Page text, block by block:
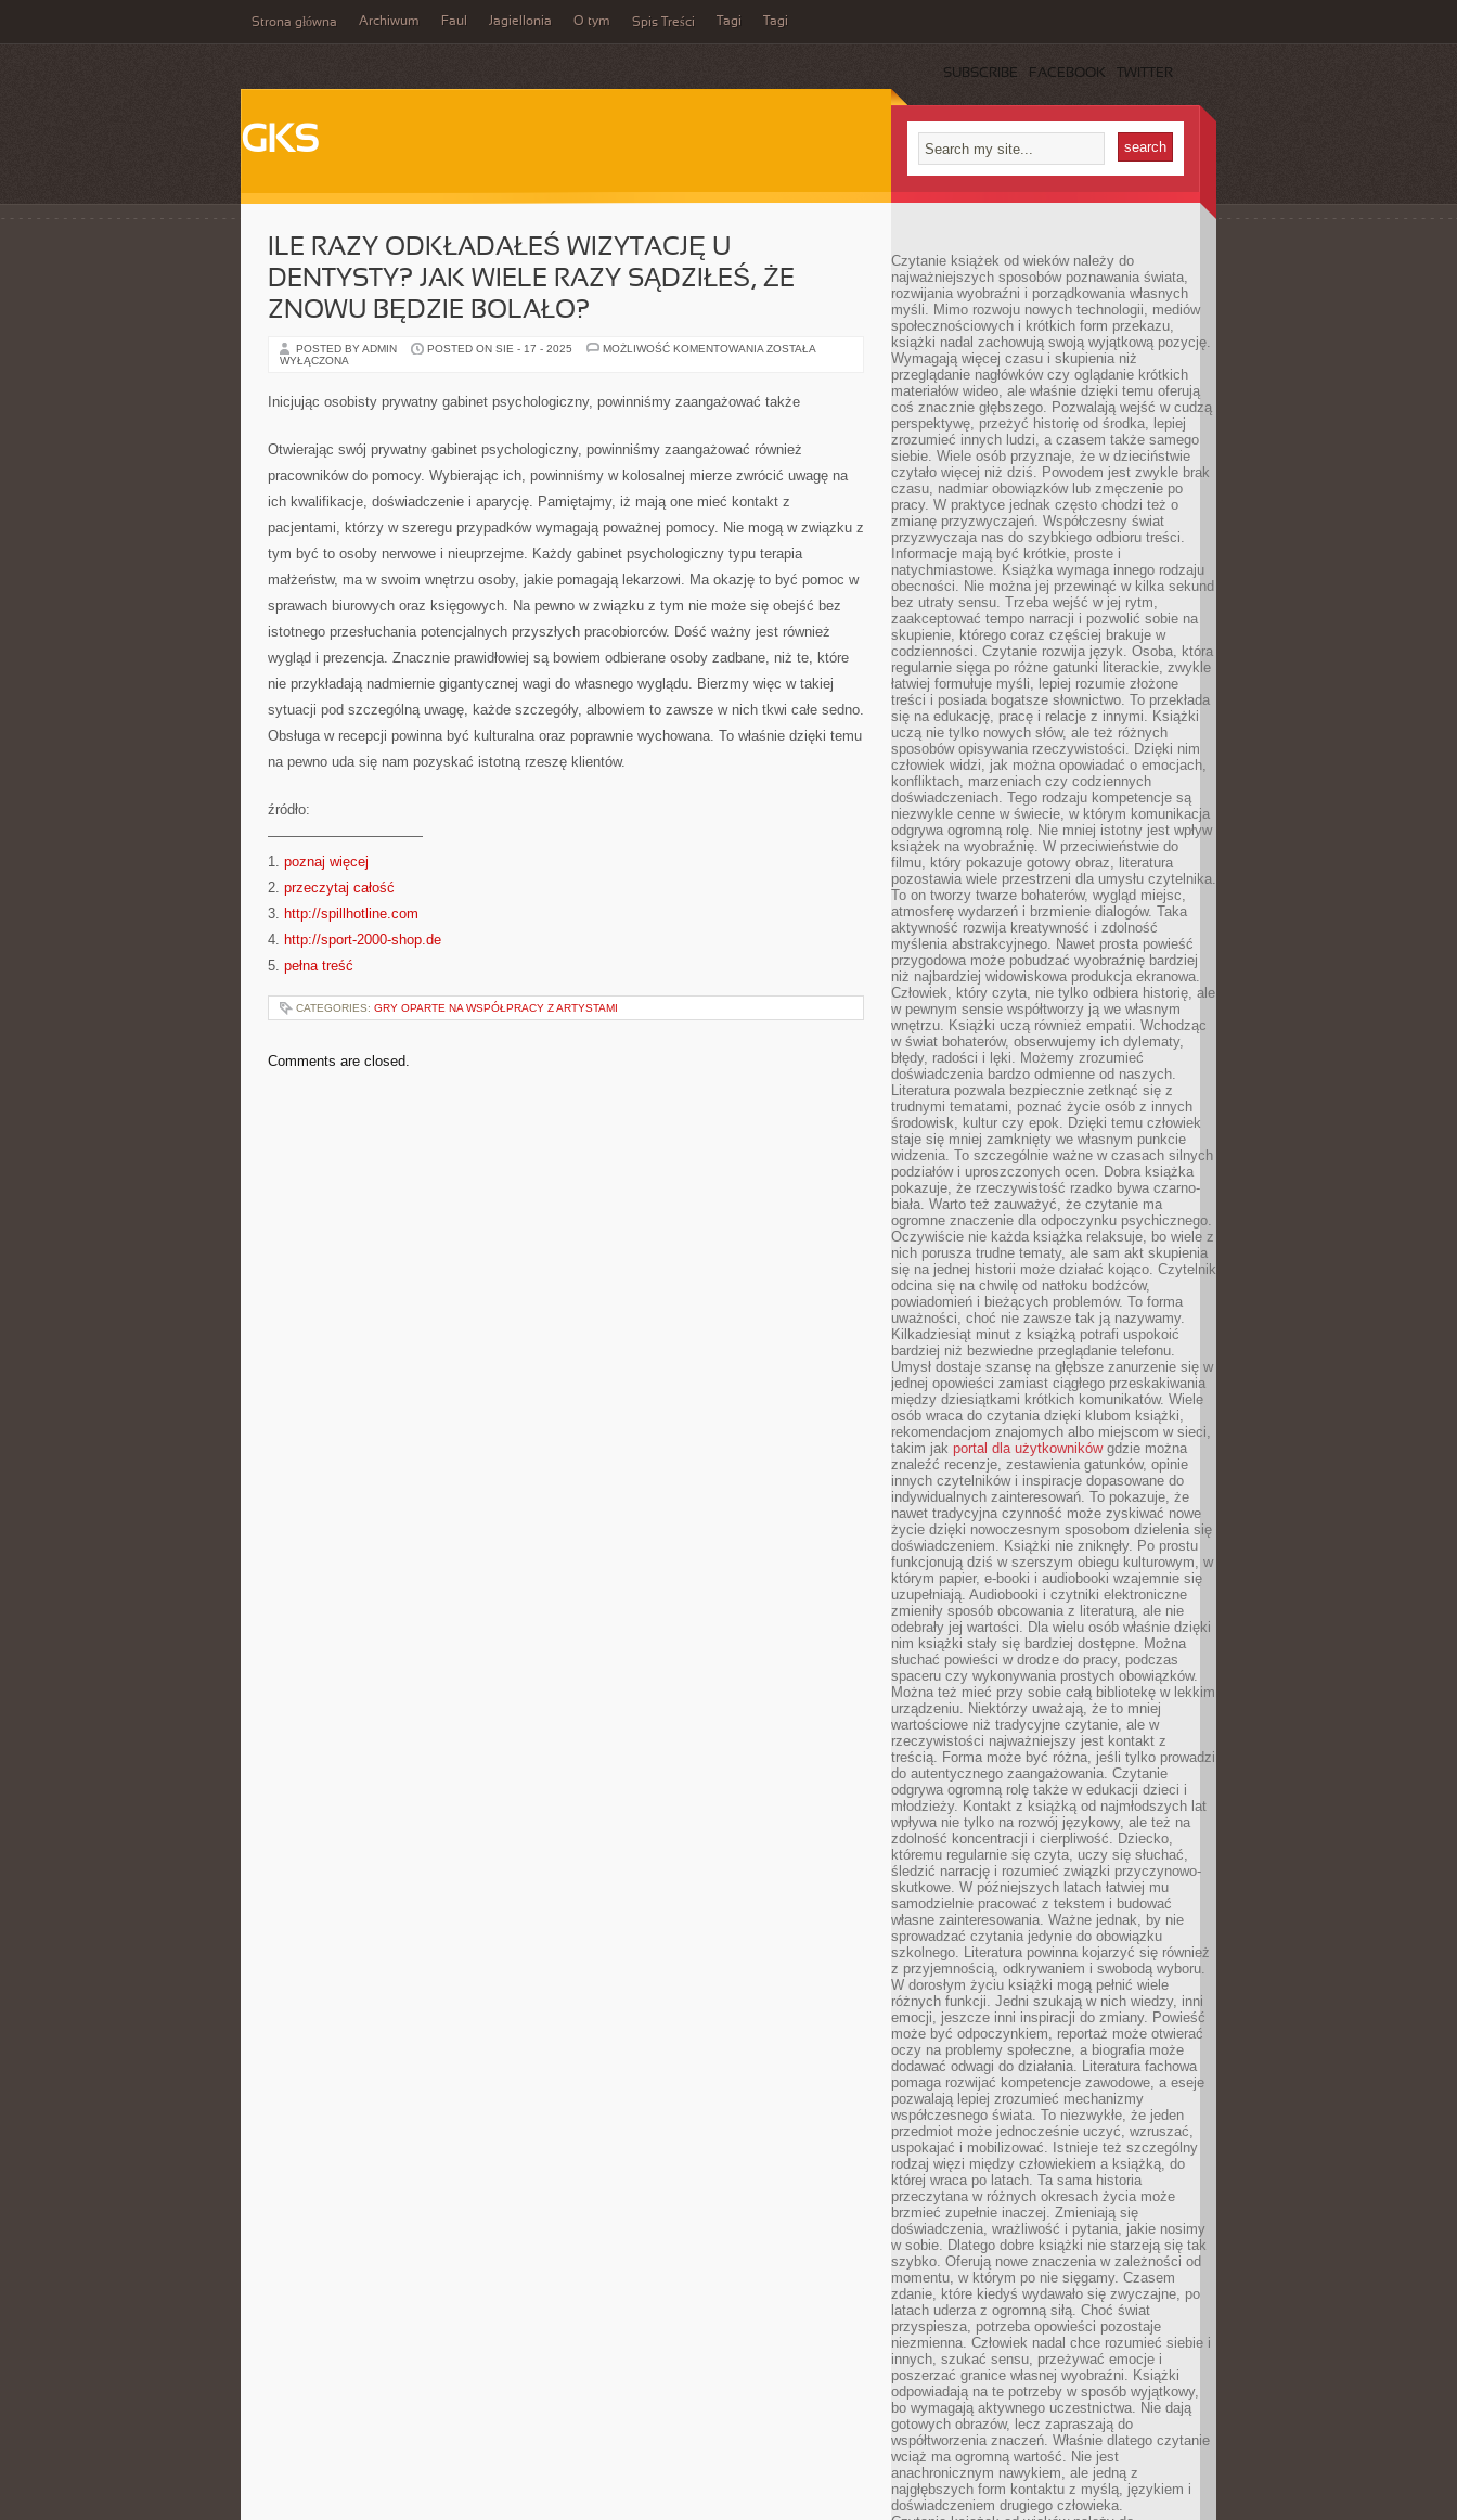
Strona główna Archiwum Faul Jagiellonia O tym Spis Treści Tagi Tagi
SUBSCRIBE FACEBOOK TWITTER
GKS
ILE RAZY ODKŁADAŁEŚ WIZYTACJĘ U
DENTYSTY? JAK WIELE RAZY SĄDZIŁEŚ, ŻE
ZNOWU BĘDZIE BOLAŁO?
POSTED BY ADMIN POSTED ON SIE - 17 - 2025 MOŻLIWOŚĆ KOMENTOWANIA ILE
U
DENTYSTY?
RAZY
SĄDZIŁEŚ,
ZNOWU
BOLAŁO?
ZOSTAŁA
WYŁĄCZONA
Inicjując osobisty prywatny gabinet psychologiczny, powinniśmy zaangażować także
Otwierając swój prywatny gabinet psychologiczny, powinniśmy zaangażować również
pracowników do pomocy. Wybierając ich, powinniśmy w kolosalnej mierze zwrócić uwagę na
ich kwalifikacje, doświadczenie i aparycję. Pamiętajmy, iż mają one mieć kontakt z
pacjentami, którzy w szeregu przypadków wymagają poważnej pomocy. Nie mogą w związku z
tym być to osoby nerwowe i nieuprzejme. Każdy gabinet psychologiczny typu terapia
małżeństw, ma w swoim wnętrzu osoby, jakie pomagają lekarzowi. Ma okazję to być pomoc w
sprawach biurowych oraz księgowych. Na pewno w związku z tym nie może się obejść bez
istotnego przesłuchania potencjalnych przyszłych pracobiorców. Dość ważny jest również
wygląd i prezencja. Znacznie prawidłowiej są bowiem odbierane osoby zadbane, niż te, które
nie przykładają nadmiernie gigantycznej wagi do własnego wyglądu. Bierzmy więc w takiej
sytuacji pod szczególną uwagę, każde szczegóły, albowiem to zawsze w nich tkwi całe sedno.
Obsługa w recepcji powinna być kulturalna oraz poprawnie wychowana. To właśnie dzięki temu
na pewno uda się nam pozyskać istotną rzeszę klientów.
źródło:
———————————
1. poznaj więcej
2. przeczytaj całość
3. http://spillhotline.com
4. http://sport-2000-shop.de
5. pełna treść
CATEGORIES: GRY OPARTE NA WSPÓŁPRACY Z ARTYSTAMI
Comments are closed.
Czytanie książek od wieków należy do
najważniejszych sposobów poznawania świata,
rozwijania wyobraźni i porządkowania własnych
myśli. Mimo rozwoju nowych technologii, mediów
społecznościowych i krótkich form przekazu,
książki nadal zachowują swoją wyjątkową pozycję.
Wymagają więcej czasu i skupienia niż
przeglądanie nagłówków czy oglądanie krótkich
materiałów wideo, ale właśnie dzięki temu oferują
coś znacznie głębszego. Pozwalają wejść w cudzą
perspektywę, przeżyć historię od środka, lepiej
zrozumieć innych ludzi, a czasem także samego
siebie. Wiele osób przyznaje, że w dzieciństwie
czytało więcej niż dziś. Powodem jest zwykle brak
czasu, nadmiar obowiązków lub zmęczenie po
pracy. W praktyce jednak często chodzi też o
zmianę przyzwyczajeń. Współczesny świat
przyzwyczaja nas do szybkiego odbioru treści.
Informacje mają być krótkie, proste i
natychmiastowe. Książka wymaga innego rodzaju
obecności. Nie można jej przewinąć w kilka sekund
bez utraty sensu. Trzeba wejść w jej rytm,
zaakceptować tempo narracji i pozwolić sobie na
skupienie, którego coraz częściej brakuje w
codzienności. Czytanie rozwija język. Osoba, która
regularnie sięga po różne gatunki literackie, zwykle
łatwiej formułuje myśli, lepiej rozumie złożone
treści i posiada bogatsze słownictwo. To przekłada
się na edukację, pracę i relacje z innymi. Książki
uczą nie tylko nowych słów, ale też różnych
sposobów opisywania rzeczywistości. Dzięki nim
człowiek widzi, jak można opowiadać o emocjach,
konfliktach, marzeniach czy codziennych
doświadczeniach. Tego rodzaju kompetencje są
niezwykle cenne w świecie, w którym komunikacja
odgrywa ogromną rolę. Nie mniej istotny jest wpływ
książek na wyobraźnię. W przeciwieństwie do
filmu, który pokazuje gotowy obraz, literatura
pozostawia wiele przestrzeni dla umysłu czytelnika.
To on tworzy twarze bohaterów, wygląd miejsc,
atmosferę wydarzeń i brzmienie dialogów. Taka
aktywność rozwija kreatywność i zdolność
myślenia abstrakcyjnego. Nawet prosta powieść
przygodowa może pobudzać wyobraźnię bardziej
niż najbardziej widowiskowa produkcja ekranowa.
Człowiek, który czyta, nie tylko odbiera historię, ale
w pewnym sensie współtworzy ją we własnym
wnętrzu. Książki uczą również empatii. Wchodząc
w świat bohaterów, obserwujemy ich dylematy,
błędy, radości i lęki. Możemy zrozumieć
doświadczenia bardzo odmienne od naszych.
Literatura pozwala bezpiecznie zetknąć się z
trudnymi tematami, poznać życie osób z innych
środowisk, kultur czy epok. Dzięki temu człowiek
staje się mniej zamknięty we własnym punkcie
widzenia. To szczególnie ważne w czasach silnych
podziałów i uproszczonych ocen. Dobra książka
pokazuje, że rzeczywistość rzadko bywa czarno-
biała. Warto też zauważyć, że czytanie ma
ogromne znaczenie dla odpoczynku psychicznego.
Oczywiście nie każda książka relaksuje, bo wiele z
nich porusza trudne tematy, ale sam akt skupienia
się na jednej historii może działać kojąco. Czytelnik
odcina się na chwilę od natłoku bodźców,
powiadomień i bieżących problemów. To forma
uważności, choć nie zawsze tak ją nazywamy.
Kilkadziesiąt minut z książką potrafi uspokoić
bardziej niż bezwiedne przeglądanie telefonu.
Umysł dostaje szansę na głębsze zanurzenie się w
jednej opowieści zamiast ciągłego przeskakiwania
między dziesiątkami krótkich komunikatów. Wiele
osób wraca do czytania dzięki klubom książki,
rekomendacjom znajomych albo miejscom w sieci,
takim jak portal dla użytkownikówgdzie można
znaleźć recenzje, zestawienia gatunków, opinie
innych czytelników i inspiracje dopasowane do
indywidualnych zainteresowań. To pokazuje, że
nawet tradycyjna czynność może zyskiwać nowe
życie dzięki nowoczesnym sposobom dzielenia się
doświadczeniem. Książki nie zniknęły. Po prostu
funkcjonują dziś w szerszym obiegu kulturowym, w
którym papier, e-booki i audiobooki wzajemnie się
uzupełniają. Audiobooki i czytniki elektroniczne
zmieniły sposób obcowania z literaturą, ale nie
odebrały jej wartości. Dla wielu osób właśnie dzięki
nim książki stały się bardziej dostępne. Można
słuchać powieści w drodze do pracy, podczas
spaceru czy wykonywania prostych obowiązków.
Można też mieć przy sobie całą bibliotekę w lekkim
urządzeniu. Niektórzy uważają, że to mniej
wartościowe niż tradycyjne czytanie, ale w
rzeczywistości najważniejszy jest kontakt z
treścią. Forma może być różna, jeśli tylko prowadzi
do autentycznego zaangażowania. Czytanie
odgrywa ogromną rolę także w edukacji dzieci i
młodzieży. Kontakt z książką od najmłodszych lat
wpływa nie tylko na rozwój językowy, ale też na
zdolność koncentracji i cierpliwość. Dziecko,
któremu regularnie się czyta, uczy się słuchać,
śledzić narrację i rozumieć związki przyczynowo-
skutkowe. W późniejszych latach łatwiej mu
samodzielnie pracować z tekstem i budować
własne zainteresowania. Ważne jednak, by nie
sprowadzać czytania jedynie do obowiązku
szkolnego. Literatura powinna kojarzyć się również
z przyjemnością, odkrywaniem i swobodą wyboru.
W dorosłym życiu książki mogą pełnić wiele
różnych funkcji. Jedni szukają w nich wiedzy, inni
emocji, jeszcze inni inspiracji do zmiany. Powieść
może być odpoczynkiem, reportaż może otwierać
oczy na problemy społeczne, a biografia może
dodawać odwagi do działania. Literatura fachowa
pomaga rozwijać kompetencje zawodowe, a eseje
pozwalają lepiej zrozumieć mechanizmy
współczesnego świata. To niezwykłe, że jeden
przedmiot może jednocześnie uczyć, wzruszać,
uspokajać i mobilizować. Istnieje też szczególny
rodzaj więzi między człowiekiem a książką, do
której wraca po latach. Ta sama historia
przeczytana w różnych okresach życia może
brzmieć zupełnie inaczej. Zmieniają się
doświadczenia, wrażliwość i pytania, jakie nosimy
w sobie. Dlatego dobre książki nie starzeją się tak
szybko. Oferują nowe znaczenia w zależności od
momentu, w którym po nie sięgamy. Czasem
zdanie, które kiedyś wydawało się zwyczajne, po
latach uderza z ogromną siłą. Choć świat
przyspiesza, potrzeba opowieści pozostaje
niezmienna. Człowiek nadal chce rozumieć siebie i
innych, szukać sensu, przeżywać emocje i
poszerzać granice własnej wyobraźni. Książki
odpowiadają na te potrzeby w sposób wyjątkowy,
bo wymagają aktywnego uczestnictwa. Nie dają
gotowych obrazów, lecz zapraszają do
współtworzenia znaczeń. Właśnie dlatego czytanie
wciąż ma ogromną wartość. Nie jest
anachronicznym nawykiem, ale jedną z
najgłębszych form kontaktu z myślą, językiem i
doświadczeniem drugiego człowieka.